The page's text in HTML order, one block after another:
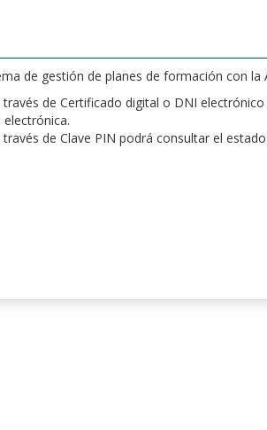
de gestión de planes de formación con
través de Certificado digital o DNI
de Clave PIN podrá consultar el